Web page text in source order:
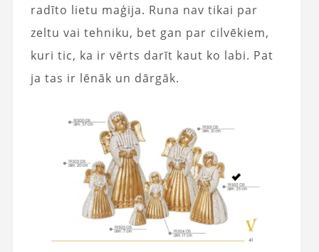
radīto lietu maģija. Runa nav tikai par
zeltu vai tehniku, bet gan par cilvēkiem,
kuri tic, ka ir vērts darīt kaut ko labi. Pat
ja tas ir lēnāk un dārgāk.